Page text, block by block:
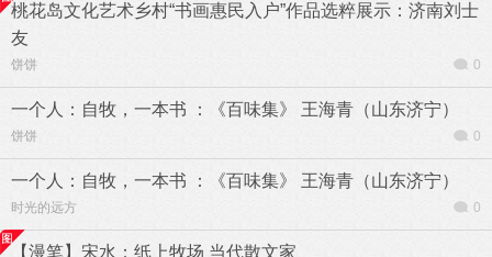
桃花岛文化艺术乡村“书画惠民入户”作品选粹展示：济南刘士
友
饼饼 0
一个人：自牧，一本书 ：《百味集》 王海青（山东济宁）
饼饼 0
一个人：自牧，一本书 ：《百味集》 王海青（山东济宁）
时光的远方 0
【漫笔】宋水：纸上牧场 当代散文家